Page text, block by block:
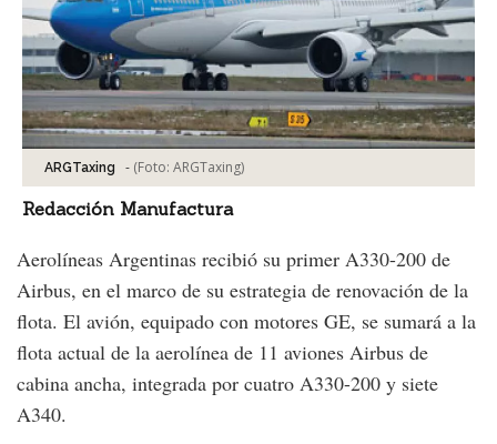
ARGTaxing - (Foto: ARGTaxing)
Redacción Manufactura
Aerolíneas Argentinas recibió su primer A330-200 de
Airbus, en el marco de su estrategia de renovación de la
flota. El avión, equipado con motores GE, se sumará a la
flota actual de la aerolínea de 11 aviones Airbus de
cabina ancha, integrada por cuatro A330-200 y siete
A340.